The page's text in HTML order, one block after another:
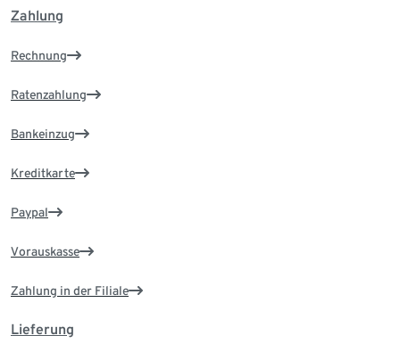
Zahlung
Rechnung
Ratenzahlung
Bankeinzug
Kreditkarte
Paypal
Vorauskasse
Zahlung in der Filiale
Lieferung